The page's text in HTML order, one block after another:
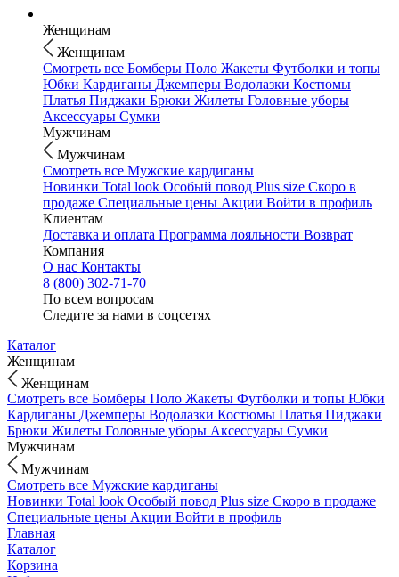
Женщинам
Женщинам
Смотреть все Бомберы Поло Жакеты Футболки и топы
Юбки Кардиганы Джемперы Водолазки Костюмы
Платья Пиджаки Брюки Жилеты Головные уборы
Аксессуары Сумки
Мужчинам
Мужчинам
Смотреть все Мужские кардиганы
Новинки Total look Особый повод Plus size Скоро в
продаже Специальные цены Акции Войти в профиль
Клиентам
Доставка и оплата Программа лояльности Возврат
Компания
О нас Контакты
8 (800) 302-71-70
По всем вопросам
Следите за нами в соцсетях
Каталог
Женщинам
Женщинам
Смотреть все Бомберы Поло Жакеты Футболки и топы Юбки
Кардиганы Джемперы Водолазки Костюмы Платья Пиджаки
Брюки Жилеты Головные уборы Аксессуары Сумки
Мужчинам
Мужчинам
Смотреть все Мужские кардиганы
Новинки Total look Особый повод Plus size Скоро в продаже
Специальные цены Акции Войти в профиль
Главная
Каталог
Корзина